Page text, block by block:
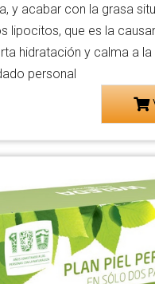
y acabar con la grasa
lipocitos, que es la
hidratación y calma a la
personal